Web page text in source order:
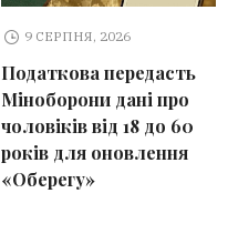
9 СЕРПНЯ, 2026
Податкова передасть
Міноборони дані про
чоловіків від 18 до 60
років для оновлення
«Оберегу»